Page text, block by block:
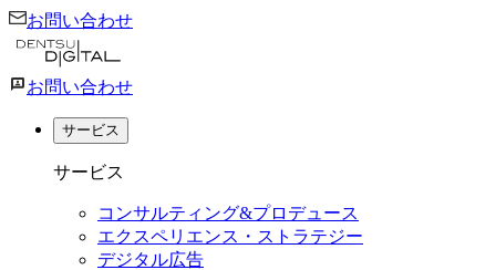
お問い合わせ
お問い合わせ
サービス
サービス
コンサルティング&プロデュース
エクスペリエンス・ストラテジー
デジタル広告